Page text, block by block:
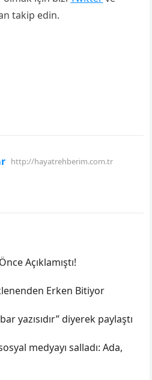
takip edin.
http://hayatrehberim.com.tr
Açıklamıştı!
Erken Bitiyor
yazısıdır” diyerek paylaştı
medyayı salladı: Ada,